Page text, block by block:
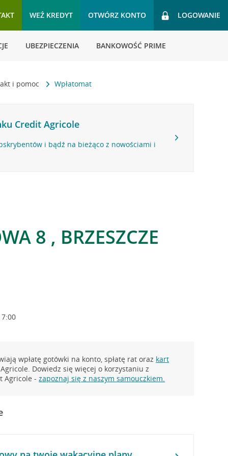
WEŹ KREDYT OTWÓRZ KONTO LOGOWANIE
UBEZPIECZENIA BANKOWOŚĆ PRIME
i pomoc Wpłatomat
Credit Agricole
i bądź na bieżąco z nowościami i
8 , BRZESZCZE
wpłatę gotówki na konto, spłatę rat oraz kart
Dowiedz się więcej o korzystaniu z
Agricole -zapoznaj się z naszym samouczkiem.